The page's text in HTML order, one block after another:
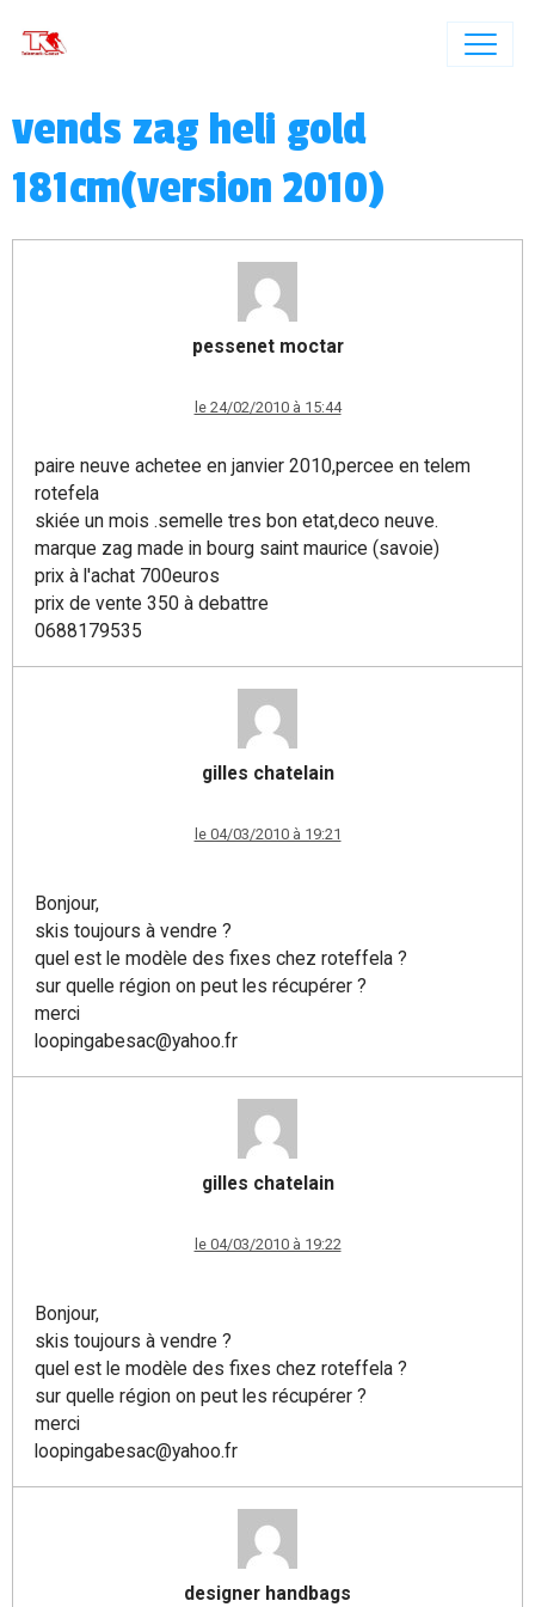
vends zag heli gold
181cm(version 2010)
pessenet moctar
le 24/02/2010 à 15:44
paire neuve achetee en janvier 2010,percee en telem
rotefela
skiée un mois .semelle tres bon etat,deco neuve.
marque zag made in bourg saint maurice (savoie)
prix à l'achat 700euros
prix de vente 350 à debattre
0688179535
gilles chatelain
le 04/03/2010 à 19:21
Bonjour,
skis toujours à vendre ?
quel est le modèle des fixes chez roteffela ?
sur quelle région on peut les récupérer ?
merci
loopingabesac@yahoo.fr
gilles chatelain
le 04/03/2010 à 19:22
Bonjour,
skis toujours à vendre ?
quel est le modèle des fixes chez roteffela ?
sur quelle région on peut les récupérer ?
merci
loopingabesac@yahoo.fr
designer handbags